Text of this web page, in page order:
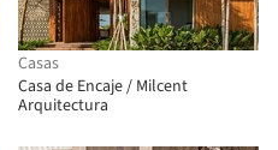
Casas
Casa de Encaje / Milcent
Arquitectura